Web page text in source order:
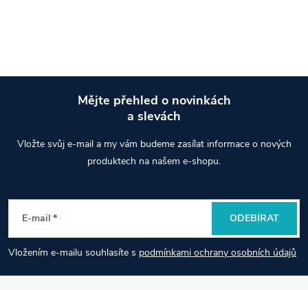
p
a
t
Mějte přehled o novinkách
a slevách
Vložte svůj e-mail a my vám budeme zasílat informace o nových
produktech na našem e-shopu.
E-mail
Vložením e-mailu souhlasíte s podmínkami ochrany osobních údajů
ODEBÍRAT